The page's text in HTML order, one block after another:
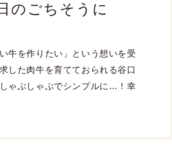
のごちそうに
牛を作りたい」という想いを受
した肉牛を育てておられる谷口
ゃぶしゃぶでシンプルに…！幸